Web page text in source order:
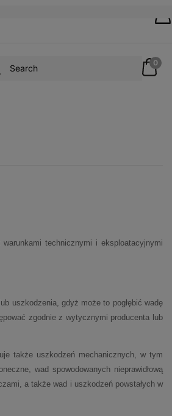
0
warunkami technicznymi i eksploatacyjnymi
uszkodzenia, gdyż może to pogłębić wadę
zgodnie z wytycznymi producenta lub
także uszkodzeń mechanicznych, w tym
wad spowodowanych nieprawidłową
a także wad i uszkodzeń powstałych w